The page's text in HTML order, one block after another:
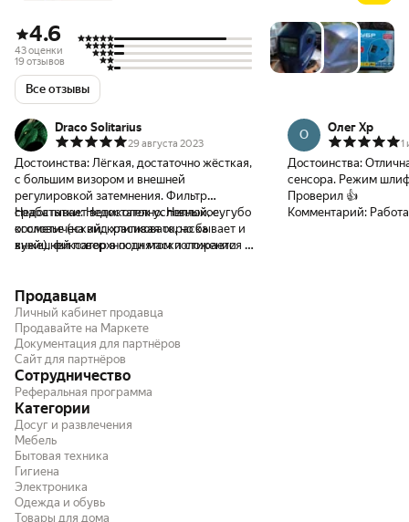
4.6
43 оценки
19 отзывов
Все отзывы
Draco Solitarius
29 августа 2023
Достоинства: Лёгкая, достаточно жёсткая,
с большим визором и внешней
регулировкой затемнения. Фильтр
срабатывает великолепно. Неплохое
оголовье (на вид хлипковато, но бывает и
хуже), фиксатор в поднятом положении
Недостатки: Недостаток условный, сугубо
косметический: красивая окраска
внейшней поверхности маски стирается за
под визором). Пришлось немного
помучаться с настройкой фиксатора
маски, то ли он с завода был не совсем
корректно собран, то ли в процессе
транспортировки сбился, пришлось
пересобрать, после этого работает чётко.
О
Олег Хр
1
Достоинства:
сенсора. Режим
Проверил 👍
Комментарий:
Продавцам
Личный кабинет продавца
Продавайте на Маркете
Документация для партнёров
Сайт для партнёров
Сотрудничество
Реферальная программа
Категории
Досуг и развлечения
Мебель
Бытовая техника
Гигиена
Электроника
Одежда и обувь
Товары для дома